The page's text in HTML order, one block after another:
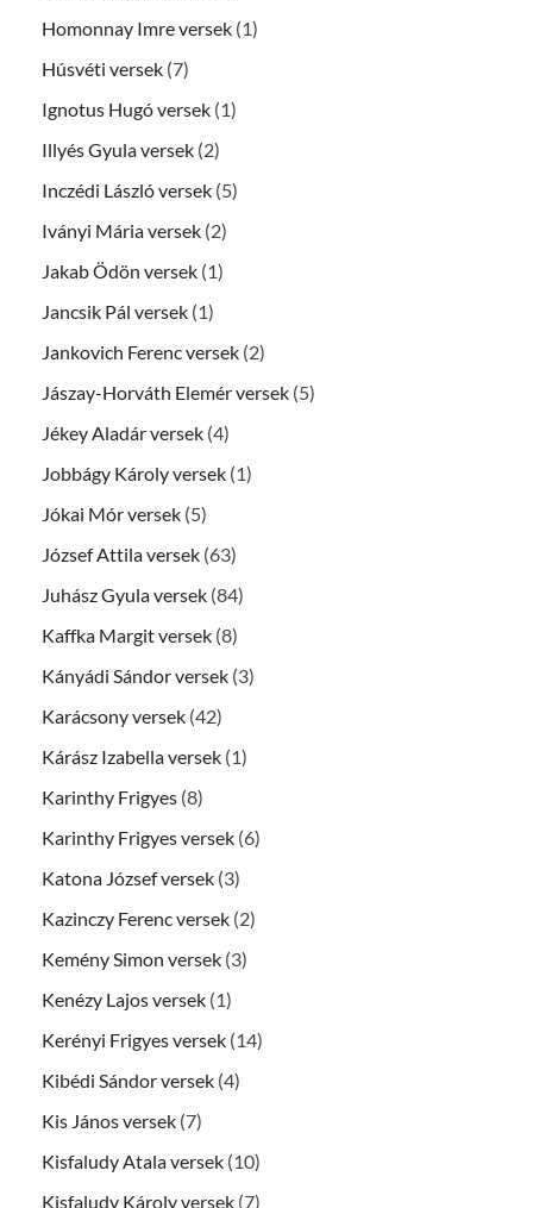
Homonnay Imre versek (1)
Húsvéti versek (7)
Ignotus Hugó versek (1)
Illyés Gyula versek (2)
Inczédi László versek (5)
Iványi Mária versek (2)
Jakab Ödön versek (1)
Jancsik Pál versek (1)
Jankovich Ferenc versek (2)
Jászay-Horváth Elemér versek (5)
Jékey Aladár versek (4)
Jobbágy Károly versek (1)
Jókai Mór versek (5)
József Attila versek (63)
Juhász Gyula versek (84)
Kaffka Margit versek (8)
Kányádi Sándor versek (3)
Karácsony versek (42)
Kárász Izabella versek (1)
Karinthy Frigyes (8)
Karinthy Frigyes versek (6)
Katona József versek (3)
Kazinczy Ferenc versek (2)
Kemény Simon versek (3)
Kenézy Lajos versek (1)
Kerényi Frigyes versek (14)
Kibédi Sándor versek (4)
Kis János versek (7)
Kisfaludy Atala versek (10)
Kisfaludy Károly versek (7)